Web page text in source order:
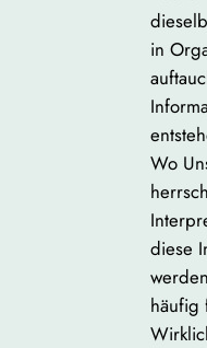
in
Wo
diese
häufig